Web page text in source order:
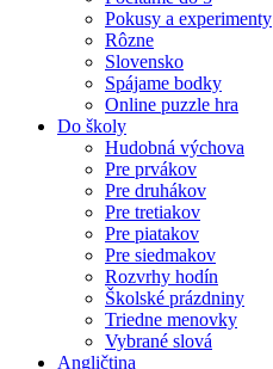
Pokusy a experimenty
Rôzne
Slovensko
Spájame bodky
Online puzzle hra
Do školy
Hudobná výchova
Pre prvákov
Pre druhákov
Pre tretiakov
Pre piatakov
Pre siedmakov
Rozvrhy hodín
Školské prázdniny
Triedne menovky
Vybrané slová
Angličtina